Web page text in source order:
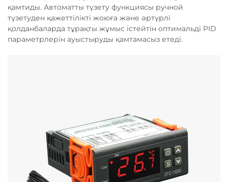
қамтиды. Автоматты түзету функциясы ручной
түзетуден қажеттілікті жоюға және әртүрлі
қолданбаларда тұрақты жұмыс істейтін оптимальді PID
параметрлерін ауыстыруды қамтамасыз етеді.